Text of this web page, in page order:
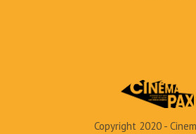
Copyright 2020 -